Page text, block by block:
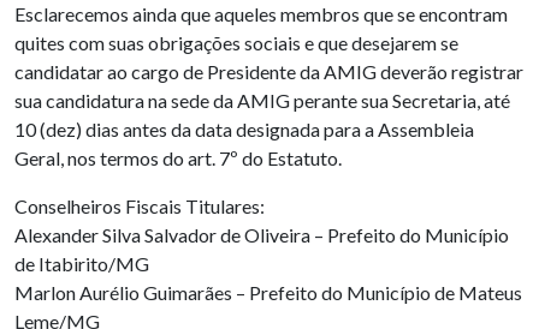
Esclarecemos ainda que aqueles membros que se encontram
quites com suas obrigações sociais e que desejarem se
candidatar ao cargo de Presidente da AMIG deverão registrar
sua candidatura na sede da AMIG perante sua Secretaria, até
10 (dez) dias antes da data designada para a Assembleia
Geral, nos termos do art. 7º do Estatuto.
Conselheiros Fiscais Titulares:
Alexander Silva Salvador de Oliveira – Prefeito do Município
de Itabirito/MG
Marlon Aurélio Guimarães – Prefeito do Município de Mateus
Leme/MG